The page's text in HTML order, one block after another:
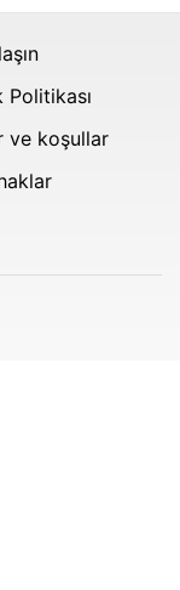
Politikası
ve koşullar